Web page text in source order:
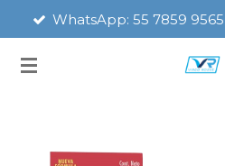
contenido
WhatsApp: 55 7859 9565